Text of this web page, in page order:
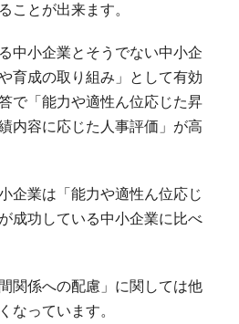
ことが出来ます。
中小企業とそうでない中小企
育成の取り組み」として有効
で「能力や適性ん位応じた昇
内容に応じた人事評価」が高
企業は「能力や適性ん位応じ
成功している中小企業に比べ
関係への配慮」に関しては他
なっています。